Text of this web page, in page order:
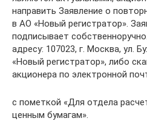
направить Заявление о
в АО «Новый регистратор».
подписывает
адресу: 107023, г. Москва, ул.
«Новый регистратор», либо
акционера по электронной
с пометкой «Для отдела
ценным бумагам».